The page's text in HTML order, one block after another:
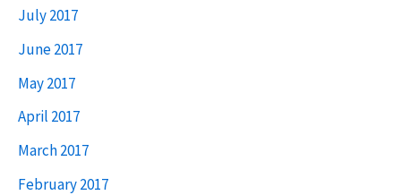
July 2017
June 2017
May 2017
April 2017
March 2017
February 2017